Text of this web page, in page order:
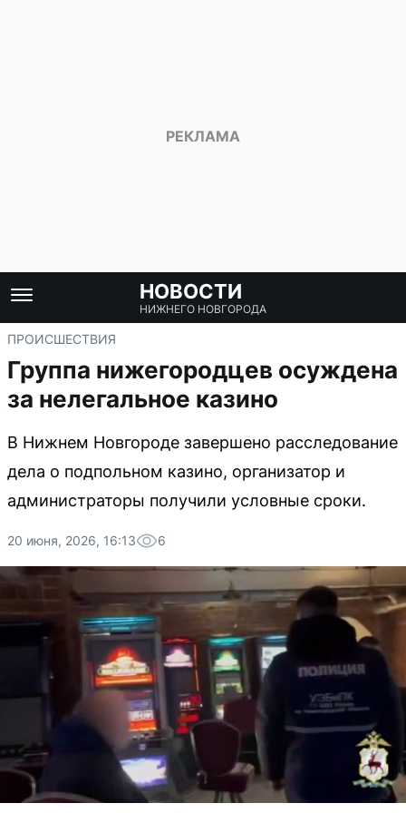
НОВОСТИ
НИЖНЕГО НОВГОРОДА
ПРОИСШЕСТВИЯ
Группа нижегородцев осуждена
за нелегальное казино
В Нижнем Новгороде завершено расследование
дела о подпольном казино, организатор и
администраторы получили условные сроки.
20 июня, 2026, 16:13 6